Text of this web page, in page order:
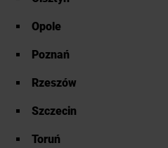
Opole
Poznań
Rzeszów
Szczecin
Toruń